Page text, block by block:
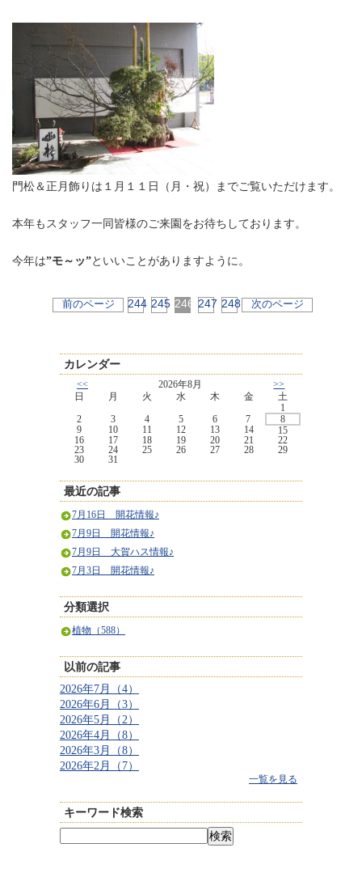
門松＆正月飾りは１月１１日（月・祝）までご覧いただけます。
本年もスタッフ一同皆様のご来園をお待ちしております。
今年は”モ～ッ”といいことがありますように。
前のページ 244 245 246 247 248 次のページ
カレンダー
<< 2026年8月
>>
日
月 火 水 木 金
土
1
2
3 4 5 6 7
8
9
10 11 12 13 14
15
16
17 18 19 20 21
22
23
24 25 26 27 28
29
30
31
最近の記事
7月16日 開花情報♪
7月9日 開花情報♪
7月9日 大賀ハス情報♪
7月3日 開花情報♪
分類選択
植物（588）
以前の記事
2026年7月（4）
2026年6月（3）
2026年5月（2）
2026年4月（8）
2026年3月（8）
2026年2月（7）
一覧を見る
キーワード検索